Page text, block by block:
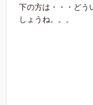
下の方は・・・どう
しょうね。。。